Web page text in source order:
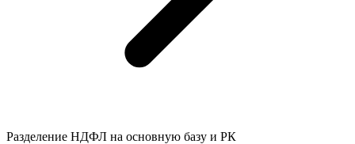
Разделение НДФЛ на основную базу и РК